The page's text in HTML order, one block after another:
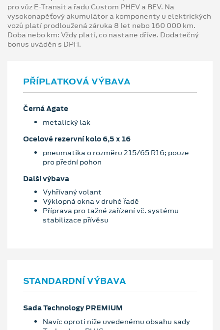
pro vůz E-Transit a řadu Custom PHEV a BEV. Na
vysokonapěťový akumulátor a komponenty u elektrických
vozů platí prodloužená záruka 8 let nebo 160 000 km.
Doba nebo km: Vždy platí, co nastane dříve. Dodatečný
bonus uváděn s DPH.
PŘÍPLATKOVÁ VÝBAVA
Černá Agate
metalický lak
Ocelové rezervní kolo 6,5 x 16
pneumatika o rozměru 215/65 R16; pouze
pro přední pohon
Další výbava
Vyhřívaný volant
Výklopná okna v druhé řadě
Příprava pro tažné zařízení vč. systému
stabilizace přívěsu
STANDARDNÍ VÝBAVA
Sada Technology PREMIUM
Navíc oproti níže uvedenému obsahu sady